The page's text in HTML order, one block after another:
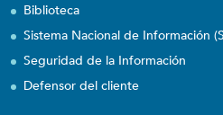
Biblioteca
Sistema Nacional de Información
Seguridad de la Información
Defensor del cliente